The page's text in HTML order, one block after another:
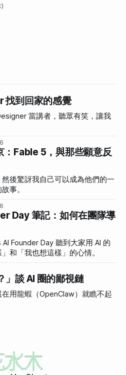
找到回家的感覺
當講者，聽眾有笑，讓我
Fable 5，與那些願意反
後驚訝我自己可以成為他們的一
事。
Day 筆記：如何在團隊導
Founder Day 聽到大家用 AI 的
和「我也想這樣」的心情。
」談 AI 圈的鄙視鏈
用龍蝦（OpenClaw）就瞧不起